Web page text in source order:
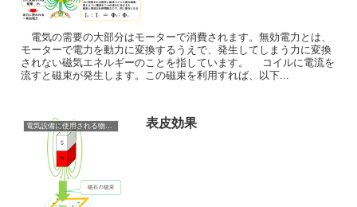
電気の需要の大部分はモーターで消費されます。無効電力とは、
モーターで電力を動力に変換するうえで、発生してしまう力に変換
されない磁気エネルギーのことを指しています。 コイルに電流を
流すと磁束が発生します。この磁束を利用すれば、以下...
電気設備に使用される物理現象の仕組み 表皮効果